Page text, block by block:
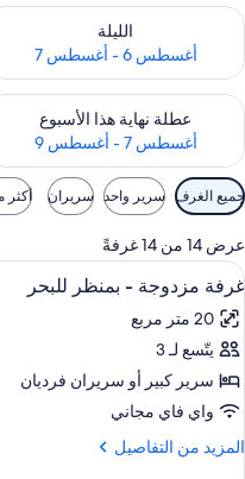
الليلة
أغسطس 6 - أغسطس 7
تحقق من مدى التوفر لليلة للفترة
عطلة نهاية هذا الأسبوع
أغسطس 7 - أغسطس 9
تحقق من مدى التوفر لعطلة نهاية
عوامل
التصفية
المتاحة
للغرف
جميع الغرف سرير واحد سريران أكثر من 3
عرض 14 من 14 غرفةً
استعراض
جميع
صور
غرفة
مزدوجة
-
بمنظر
للبحر
2
غرفة مزدوجة - بمنظر للبحر
20 متر مربع
يتّسع لـ 3
سرير كبير‫‬ أو سريران فرديان
واي فاي مجاني
المزيد من التفاصيل
المزيد